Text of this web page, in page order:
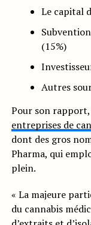
Le capital
(15%)
Autres
Pour son
entreprises de
dont des gros
Pharma, qui
plein.
« La majeure
du cannabis